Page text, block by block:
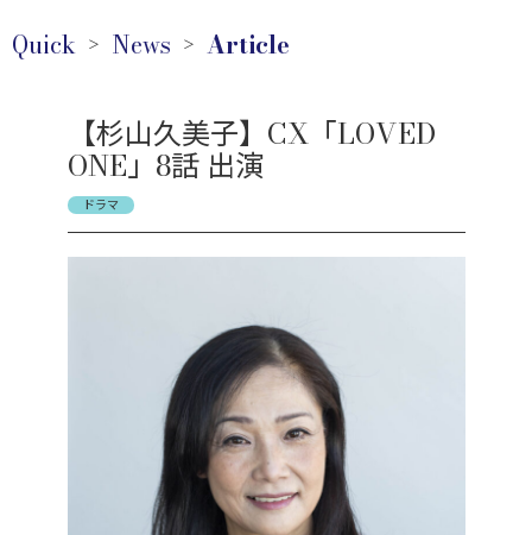
Quick ＞ News ＞ Article
【杉山久美子】CX「LOVED
ONE」8話 出演
ドラマ